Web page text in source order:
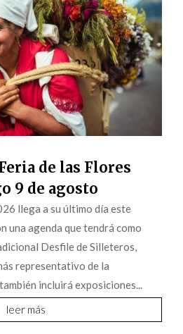
de las Flores
9 de agosto
llega a su último día este
una agenda que tendrá como
Desfile de Silleteros,
representativo de la
incluirá exposiciones...
leer más